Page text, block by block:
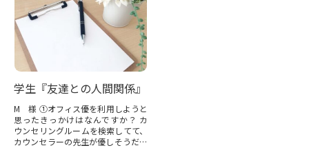
学生『友達との人間関係』
M 様 ①オフィス優を利用しようと
思ったきっかけはなんですか？ カ
ウンセリングルームを検索してて、
カウンセラーの先生が優しそうだっ